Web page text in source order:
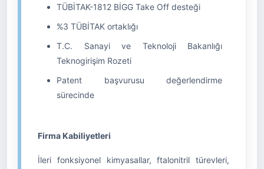
TÜBİTAK-1812 BİGG Take Off desteği
%3 TÜBİTAK ortaklığı
T.C. Sanayi ve Teknoloji Bakanlığı
Teknogirişim Rozeti
Patent başvurusu değerlendirme
sürecinde
Firma Kabiliyetleri
İleri fonksiyonel kimyasallar, ftalonitril türevleri,